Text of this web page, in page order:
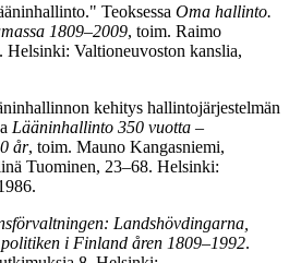
Teoksessa Oma hallinto.
1809–2009, toim. Raimo
Helsinki: Valtioneuvoston kanslia,
kehitys hallintojärjestelmän
Lääninhallinto 350 vuotta –
år, toim. Mauno Kangasniemi,
Tuominen, 23–68. Helsinki:
Landshövdingarna,
i Finland åren 1809–1992.